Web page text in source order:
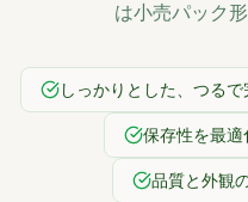
は小売パック
しっかりとした、つる
保存性を最適
品質と外観